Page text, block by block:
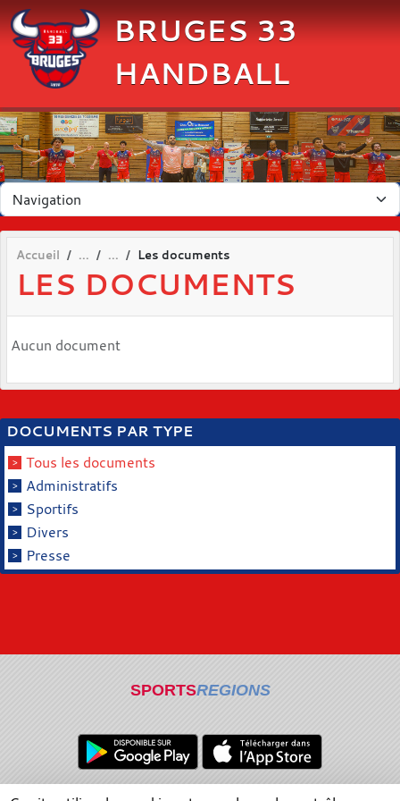
BRUGES 33
HANDBALL
Accueil Les documents
LES DOCUMENTS
Aucun document
DOCUMENTS PAR TYPE
Tous les documents
Administratifs
Sportifs
Divers
Presse
SPORTSREGIONS
Charte cookies Gestion des cookies
Panneau de gestion des cookies